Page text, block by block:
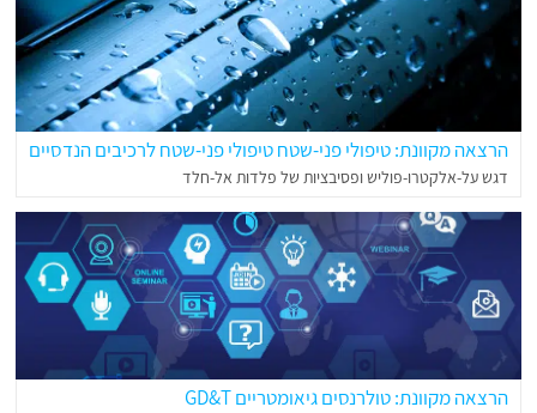
הרצאה מקוונת: טיפולי פני-שטח טיפולי פני-שטח לרכיבים הנדסיים
דגש על-אלקטרו-פוליש ופסיבציות של פלדות אל-חלד
הרצאה מקוונת: טולרנסים גיאומטריים GD&T